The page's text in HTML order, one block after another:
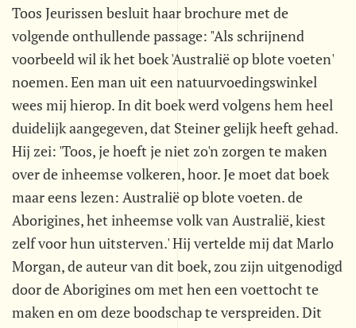
Toos Jeurissen besluit haar brochure met de
volgende onthullende passage: "Als schrijnend
voorbeeld wil ik het boek 'Australië op blote voeten'
noemen. Een man uit een natuurvoedingswinkel
wees mij hierop. In dit boek werd volgens hem heel
duidelijk aangegeven, dat Steiner gelijk heeft gehad.
Hij zei: 'Toos, je hoeft je niet zo'n zorgen te maken
over de inheemse volkeren, hoor. Je moet dat boek
maar eens lezen: Australië op blote voeten. de
Aborigines, het inheemse volk van Australië, kiest
zelf voor hun uitsterven.' Hij vertelde mij dat Marlo
Morgan, de auteur van dit boek, zou zijn uitgenodigd
door de Aborigines om met hen een voettocht te
maken en om deze boodschap te verspreiden. Dit